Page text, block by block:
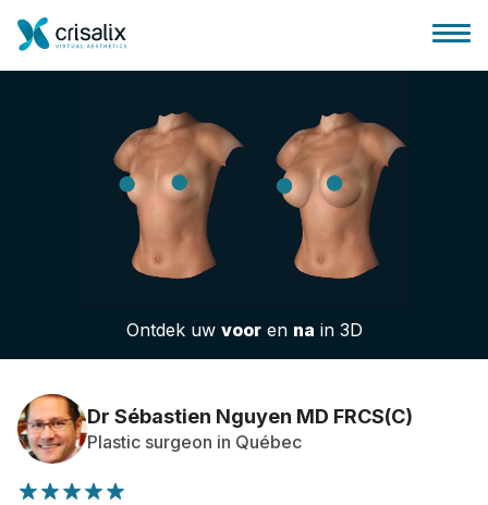
Huis chirurg
3D business platform
Patiëntrecensies
Ontdek uw vooren na in 3D
Dr Sébastien Nguyen MD FRCS(C)
Plastic surgeon in Québec